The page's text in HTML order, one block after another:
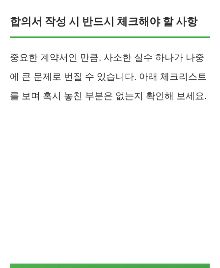
합의서 작성 시 반드시 체크해야 할 사항
중요한 계약서인 만큼, 사소한 실수 하나가 나중
에 큰 문제로 번질 수 있습니다. 아래 체크리스트
를 보며 혹시 놓친 부분은 없는지 확인해 보세요.